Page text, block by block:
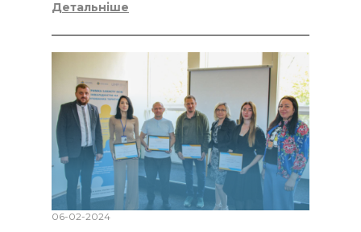
Детальніше
06-02-2024